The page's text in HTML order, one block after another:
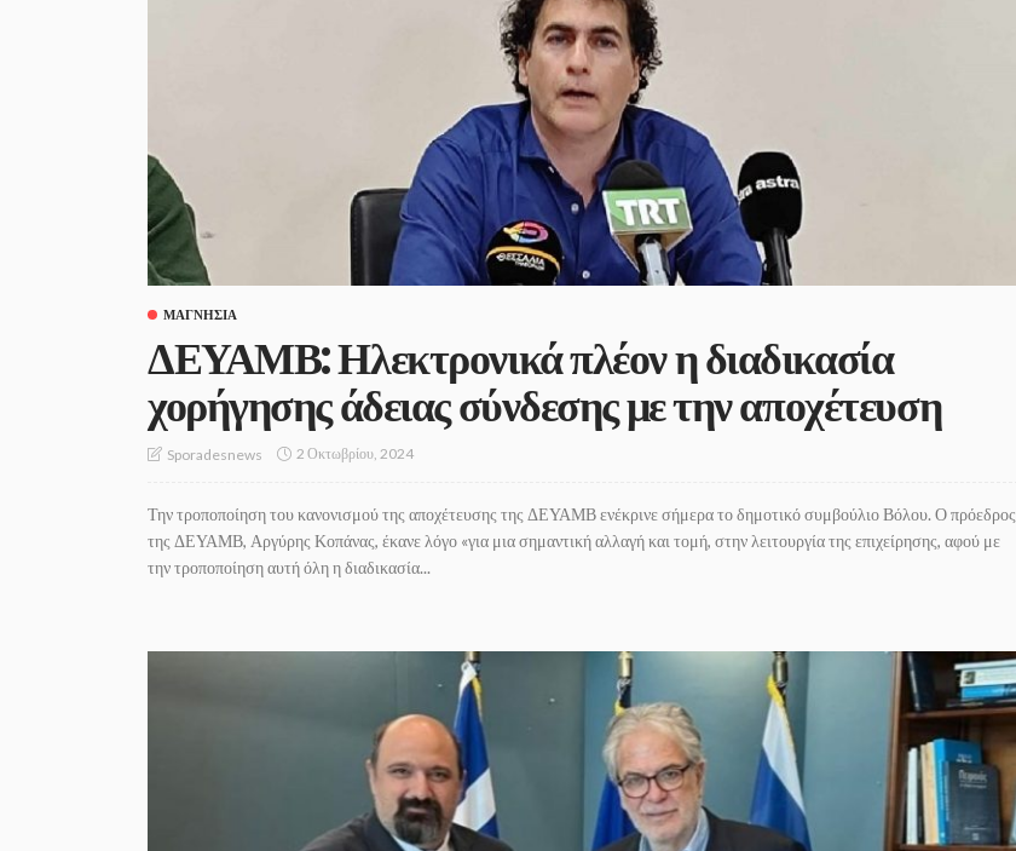
ΜΑΓΝΗΣΊΑ
ΔΕΥΑΜΒ: Ηλεκτρονικά πλέον η διαδικασία
χορήγησης άδειας σύνδεσης με την αποχέτευση
Sporadesnews 2 Οκτωβρίου, 2024
Την τροποποίηση του κανονισμού της αποχέτευσης της ΔΕΥΑΜΒ ενέκρινε σήμερα το δημοτικό συμβούλιο Βόλου. Ο πρόεδρος
της ΔΕΥΑΜΒ, Αργύρης Κοπάνας, έκανε λόγο «για μια σημαντική αλλαγή και τομή, στην λειτουργία της επιχείρησης, αφού με
την τροποποίηση αυτή όλη η διαδικασία...